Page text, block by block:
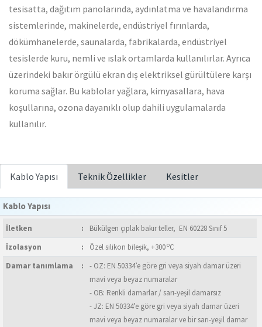
tesisatta, dağıtım panolarında, aydınlatma ve havalandırma
sistemlerinde, makinelerde, endüstriyel fırınlarda,
dökümhanelerde, saunalarda, fabrikalarda, endüstriyel
tesislerde kuru, nemli ve ıslak ortamlarda kullanılırlar. Ayrıca
üzerindeki bakır örgülü ekran dış elektriksel gürültülere karşı
koruma sağlar. Bu kablolar yağlara, kimyasallara, hava
koşullarına, ozona dayanıklı olup dahili uygulamalarda
kullanılır.
Kablo Yapısı Teknik Özellikler Kesitler
Kablo Yapısı
İletken :
Bükülgen çıplak bakır teller, EN 60228 Sınıf 5
İzolasyon
: Özel silikon bileşik, +300oC
Damar tanımlama
:
- OZ: EN 50334’e göre gri veya siyah damar üzeri
mavi veya beyaz numaralar
- OB: Renkli damarlar / sarı-yeşil damarsız
- JZ: EN 50334’e göre gri veya siyah damar üzeri
mavi veya beyaz numaralar ve bir sarı-yeşil damar